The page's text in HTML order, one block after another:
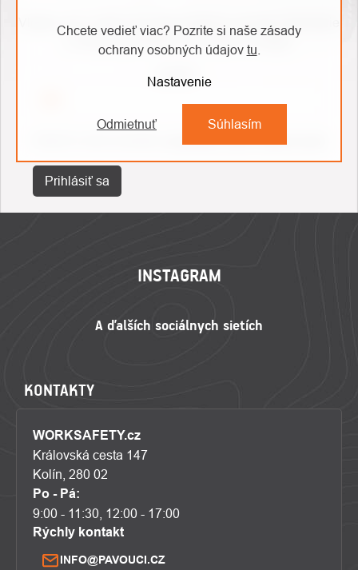
Chcete vedieť viac? Pozrite si naše zásady
ochrany osobných údajov tu
Nastavenie
Odmietnuť Súhlasím
Vložte svoj e-mail a my Vám budeme zasielať informácie
o nových produktoch na našom e-shope.
Email
Prihlásiť sa
INSTAGRAM
KONTAKTY
WORKSAFETY.cz
Královská cesta 147
Kolín, 280 02
Po - Pá:
9:00 - 11:30, 12:00 - 17:00
Rýchly kontakt
INFO@PAVOUCI.CZ